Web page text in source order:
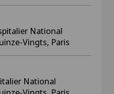
National
Vingts, Paris
National